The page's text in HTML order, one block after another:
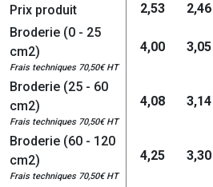
Prix produit 2,53 2,46
Broderie (0 - 25
cm2)
Frais techniques 70,50€ HT
4,00 3,05
Broderie (25 - 60
cm2)
Frais techniques 70,50€ HT
4,08 3,14
Broderie (60 - 120
cm2)
Frais techniques 70,50€ HT
4,25 3,30